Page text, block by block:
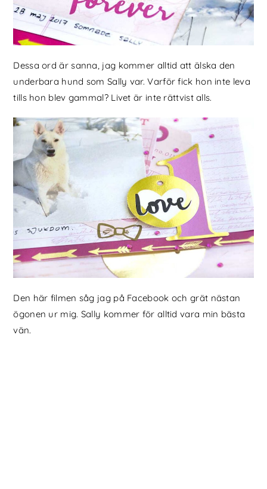
Dessa ord är sanna, jag kommer alltid att älska den
underbara hund som Sally var. Varför fick hon inte leva
tills hon blev gammal? Livet är inte rättvist alls.
Den här filmen såg jag på Facebook och grät nästan
ögonen ur mig. Sally kommer för alltid vara min bästa
vän.